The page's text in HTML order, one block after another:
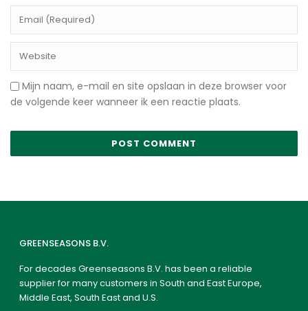
Mijn naam, e-mail en site opslaan in deze browser voor
de volgende keer wanneer ik een reactie plaats.
GREENSEASONS B.V.
For decades Greenseasons B.V. has been a reliable
supplier for many customers in South and East Europe,
Middle East, South East and U.S.